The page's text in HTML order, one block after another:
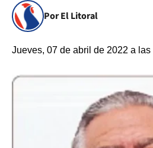
Por El Litoral
Jueves, 07 de abril de 2022 a las